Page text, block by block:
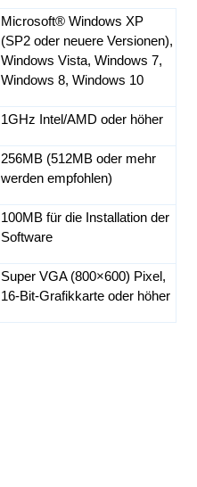
Microsoft® Windows XP
(SP2 oder neuere Versionen),
Windows Vista, Windows 7,
Windows 8, Windows 10
1GHz Intel/AMD oder höher
256MB (512MB oder mehr
werden empfohlen)
100MB für die Installation der
Software
Super VGA (800×600) Pixel,
16-Bit-Grafikkarte oder höher